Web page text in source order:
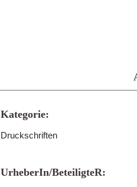
Kategorie:
Druckschriften
UrheberIn/BeteiligteR: